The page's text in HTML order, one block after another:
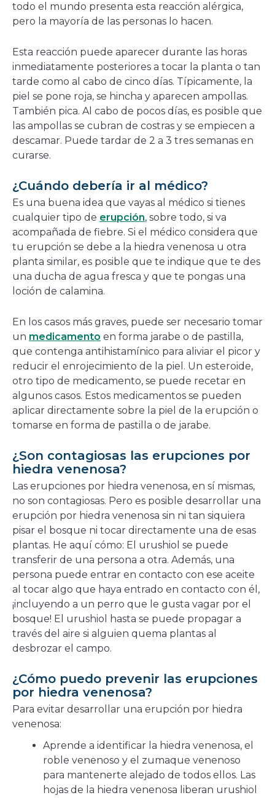
todo el mundo presenta esta reacción alérgica,
pero la mayoría de las personas lo hacen.
Esta reacción puede aparecer durante las horas
inmediatamente posteriores a tocar la planta o tan
tarde como al cabo de cinco días. Típicamente, la
piel se pone roja, se hincha y aparecen ampollas.
También pica. Al cabo de pocos días, es posible que
las ampollas se cubran de costras y se empiecen a
descamar. Puede tardar de 2 a 3 tres semanas en
curarse.
¿Cuándo debería ir al médico?
Es una buena idea que vayas al médico si tienes
cualquier tipo de erupción, sobre todo, si va
acompañada de fiebre. Si el médico considera que
tu erupción se debe a la hiedra venenosa u otra
planta similar, es posible que te indique que te des
una ducha de agua fresca y que te pongas una
loción de calamina.
En los casos más graves, puede ser necesario tomar
un medicamento en forma jarabe o de pastilla,
que contenga antihistamínico para aliviar el picor y
reducir el enrojecimiento de la piel. Un esteroide,
otro tipo de medicamento, se puede recetar en
algunos casos. Estos medicamentos se pueden
aplicar directamente sobre la piel de la erupción o
tomarse en forma de pastilla o de jarabe.
¿Son contagiosas las erupciones por
hiedra venenosa?
Las erupciones por hiedra venenosa, en sí mismas,
no son contagiosas. Pero es posible desarrollar una
erupción por hiedra venenosa sin ni tan siquiera
pisar el bosque ni tocar directamente una de esas
plantas. He aquí cómo: El urushiol se puede
transferir de una persona a otra. Además, una
persona puede entrar en contacto con ese aceite
al tocar algo que haya entrado en contacto con él,
¡incluyendo a un perro que le gusta vagar por el
bosque! El urushiol hasta se puede propagar a
través del aire si alguien quema plantas al
desbrozar el campo.
¿Cómo puedo prevenir las erupciones
por hiedra venenosa?
Para evitar desarrollar una erupción por hiedra
venenosa:
Aprende a identificar la hiedra venenosa, el
roble venenoso y el zumaque venenoso
para mantenerte alejado de todos ellos. Las
hojas de la hiedra venenosa liberan urushiol